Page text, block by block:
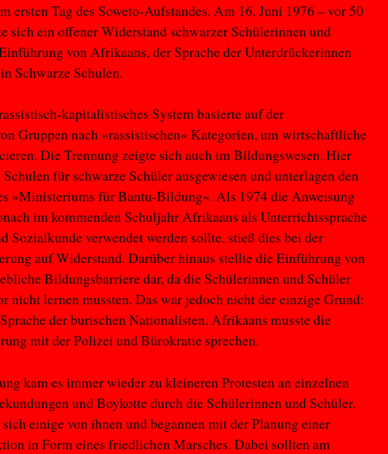
ersten Tag des Soweto-Aufstandes. Am 16. Juni 1976 – vor 50
sich ein offener Widerstand schwarzer Schülerinnen und
von Afrikaans, der Sprache der Unterdrückerinnen
Schwarze Schulen.
kapitalistisches System basierte auf der
Gruppen nach »rassistischen« Kategorien, um wirtschaftliche
Die Trennung zeigte sich auch im Bildungswesen. Hier
für schwarze Schüler ausgewiesen und unterlagen den
»Ministeriums für Bantu-Bildung«. Als 1974 die Anweisung
im kommenden Schuljahr Afrikaans als Unterrichtssprache
Sozialkunde verwendet werden sollte, stieß dies bei der
auf Widerstand. Darüber hinaus stellte die Einführung von
Bildungsbarriere dar, da die Schülerinnen und Schüler
nicht lernen mussten. Das war jedoch nicht der einzige Grund:
der burischen Nationalisten. Afrikaans musste die
mit der Polizei und Bürokratie sprechen.
kam es immer wieder zu kleineren Protesten an einzelnen
und Boykotte durch die Schülerinnen und Schüler.
einige von ihnen und begannen mit der Planung einer
in Form eines friedlichen Marsches. Dabei sollten am